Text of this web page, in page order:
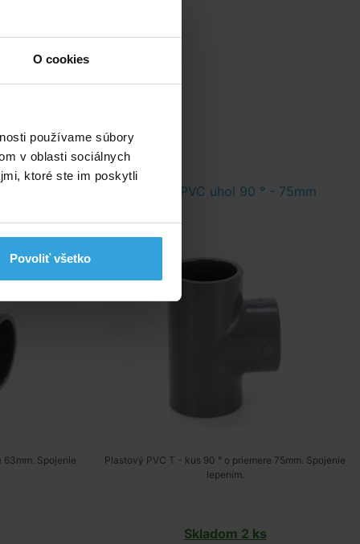
O cookies
používame súbory
v oblasti sociálnych
ktoré ste im poskytli
Povoliť všetko
63mm. Spojenie
T - kus PVC uhol 90 ° - 75mm
Plastový PVC T - kus 90 ° o priemere 75mm. Spojenie
lepením.
Skladom 2 ks